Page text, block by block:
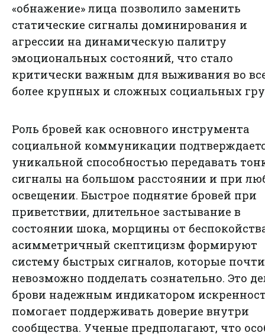
«обнажение» лица позволило заменить
статические сигналы доминирования и
агрессии на динамическую палитру
эмоциональных состояний, что стало
критически важным для выживания во
более крупных и сложных социальных
Роль бровей как основного инструмента
социальной коммуникации
уникальной способностью передавать
сигналы на большом расстоянии и при
освещении. Быстрое поднятие бровей при
приветствии, длительное застывание в
состоянии шока, морщины от
асимметричный скептицизм формируют
систему быстрых сигналов, которые почти
невозможно подделать сознательно. Это
брови надежным индикатором
помогает поддерживать доверие внутри
сообщества. Ученые предполагают, что